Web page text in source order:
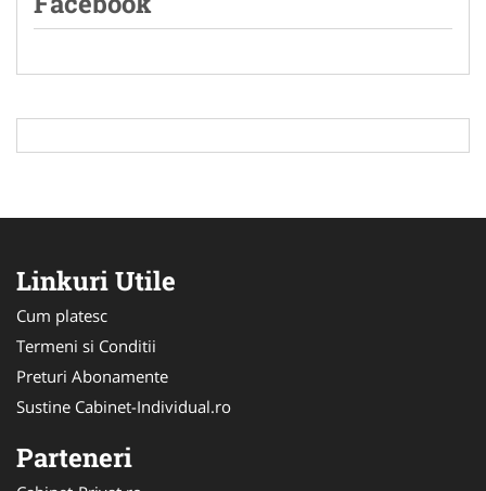
Linkuri Utile
Cum platesc
Termeni si Conditii
Preturi Abonamente
Sustine Cabinet-Individual.ro
Parteneri